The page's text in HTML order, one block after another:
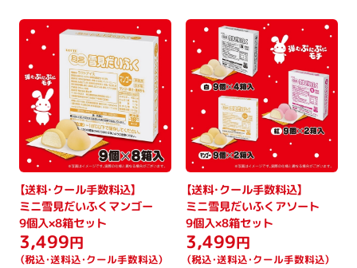
【送料・クール手数料込】
ミニ雪見だいふくマンゴー
9個入×8箱セット
3,499円
（税込・送料込・クール手数料込）
【送料・クール手数料込】
ミニ雪見だいふくアソート
9個入×8箱セット
3,499円
（税込・送料込・クール手数料込）